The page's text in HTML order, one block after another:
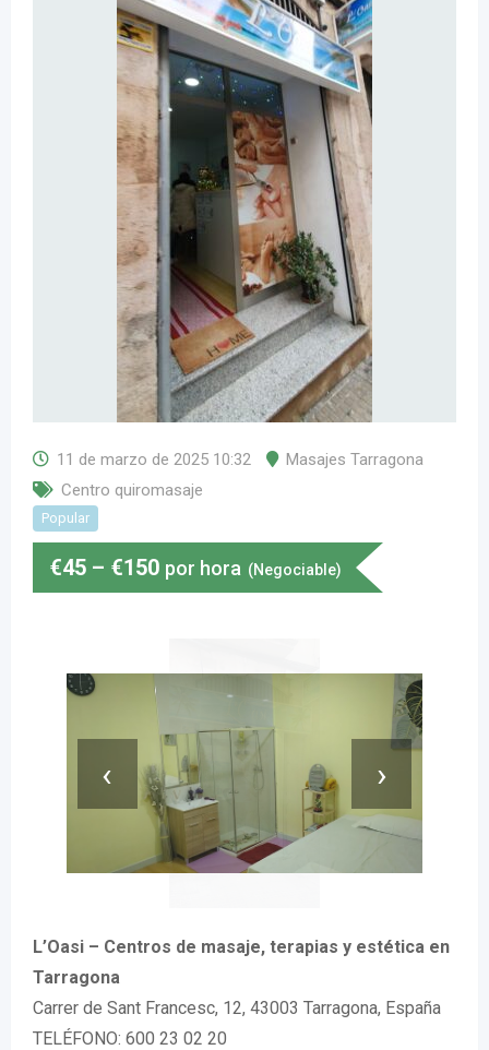
11 de marzo de 2025 10:32
Masajes Tarragona
Centro quiromasaje
Popular
€45 – €150 por hora (Negociable)
‹ ›
L’Oasi – Centros de masaje, terapias y estética en
Tarragona
Carrer de Sant Francesc, 12, 43003 Tarragona, España
TELÉFONO: 600 23 02 20